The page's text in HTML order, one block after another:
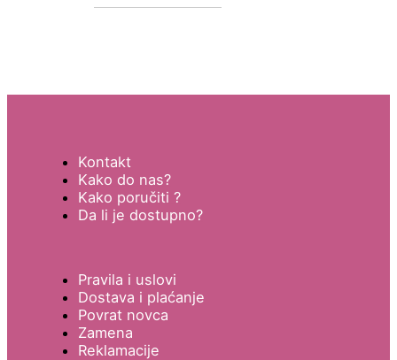
Kontakt
Kako do nas?
Kako poručiti ?
Da li je dostupno?
Pravila i uslovi
Dostava i plaćanje
Povrat novca
Zamena
Reklamacije